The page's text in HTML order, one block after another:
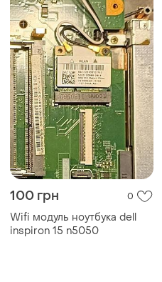
100 грн 0
Wifi модуль ноутбука dell
inspiron 15 n5050